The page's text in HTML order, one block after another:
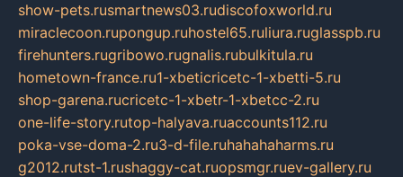
show-pets.rusmartnews03.rudiscofoxworld.ru
miraclecoon.rupongup.ruhostel65.ruliura.ruglasspb.ru
firehunters.rugribowo.rugnalis.rubulkitula.ru
hometown-france.ru1-xbeticricetc-1-xbetti-5.ru
shop-garena.rucricetc-1-xbetr-1-xbetcc-2.ru
one-life-story.rutop-halyava.ruaccounts112.ru
poka-vse-doma-2.ru3-d-file.ruhahahaharms.ru
g2012.rutst-1.rushaggy-cat.ruopsmgr.ruev-gallery.ru